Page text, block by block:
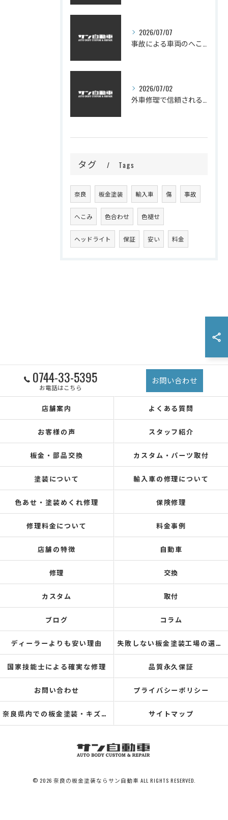
2026/07/07
2026/07/02
タグ Tags
奈良 板金塗装 輸入車 傷 事故
へこみ 色合わせ 色褪せ
ヘッドライト 保証 安い 料金
0744-33-5395
お電話はこちら
お問い合わせ
店舗案内 よくある質問
お客様の声 スタッフ紹介
板金・部品交換 カスタム・パーツ取付
塗装について 輸入車の修理について
色あせ・塗装めくれ修理 保険修理
修理料金について 料金事例
店舗の特徴 自動車
修理 交換
カスタム 取付
ブログ コラム
ディーラーよりも安い理由 失敗しない板金塗装工場の選び方
国家技能士による確実な修理 品質永久保証
お問い合わせ プライバシーポリシー
奈良県内での板金塗装・キズ修理の実績 サイトマップ
© 2026 奈良の板金塗装ならサン自動車 ALL RIGHTS RESERVED.